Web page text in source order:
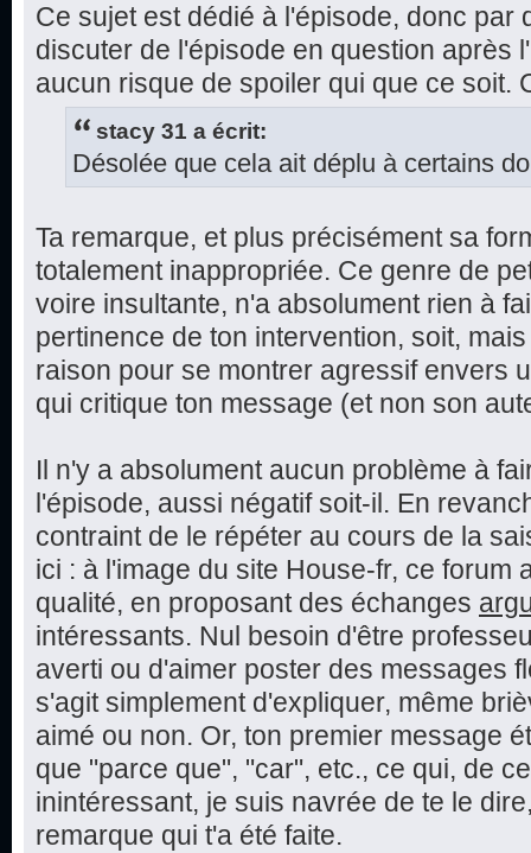
Ce sujet est dédié à l'épisode, donc par
discuter de l'épisode en question après
aucun risque de spoiler qui que ce soit.
stacy 31 a écrit:
Désolée que cela ait déplu à certains
Ta remarque, et plus précisément sa
totalement inappropriée. Ce genre de
voire insultante, n'a absolument rien à
pertinence de ton intervention, soit,
raison pour se montrer agressif envers
qui critique ton message (et non son
Il n'y a absolument aucun problème à
l'épisode, aussi négatif soit-il. En
contraint de le répéter au cours de la
ici : à l'image du site House-fr, ce forum
qualité, en proposant des échanges
intéressants. Nul besoin d'être
averti ou d'aimer poster des messages
s'agit simplement d'expliquer, même
aimé ou non. Or, ton premier message
que "parce que", "car", etc., ce qui, de
inintéressant, je suis navrée de te le
remarque qui t'a été faite.